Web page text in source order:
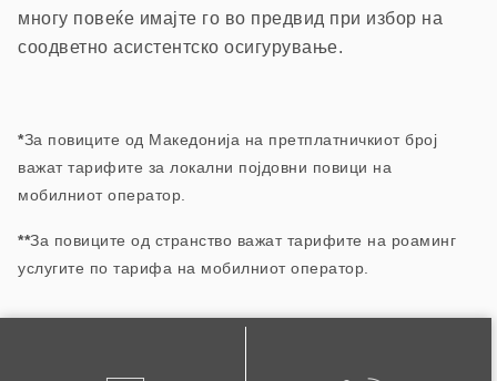
многу повеќе имајте го во предвид при избор на
соодветно асистентско осигурување.
*За повиците од Македонија на претплатничкиот број
важат тарифите за локални појдовни повици на
мобилниот оператор.
**За повиците од странство важат тарифите на роаминг
услугите по тарифа на мобилниот оператор.